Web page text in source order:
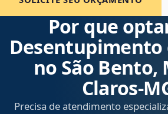
Por que
Desentupimento
no São Bento,
Precisa de atendimento